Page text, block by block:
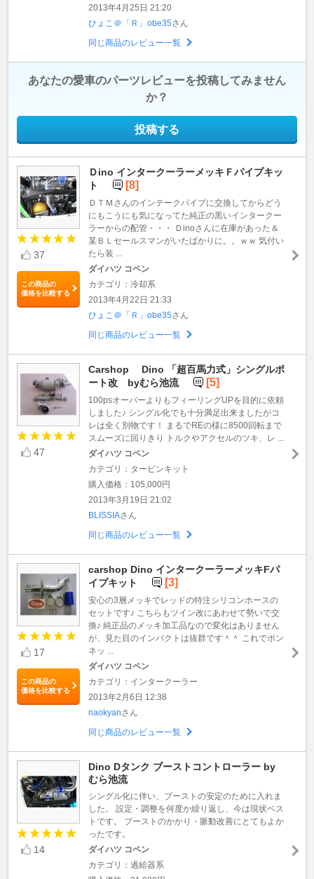
2013年4月25日 21:20
ひょこ＠「Ｒ」obe35さん
同じ商品のレビュー一覧
あなたの愛車のパーツレビューを投稿してみません
か？
投稿する
37
この商品の
価格を比較する
Ｄino インタークーラーメッキＦパイプキッ
ト
[8]
ＤＴＭさんのインテークパイプに交換してからどう
にもこうにも気になってた純正の黒いインタークー
ラーからの配管・・・ Ｄinoさんに在庫があった＆
某ＢＬセールスマンがいたばかりに。。ｗｗ 気付い
たら装 ...
ダイハツ コペン
カテゴリ：冷却系
2013年4月22日 21:33
ひょこ＠「Ｒ」obe35さん
同じ商品のレビュー一覧
47
Carshop Dino 「超百馬力式」シングルポ
ート改 byむら池流
[5]
100psオーバーよりもフィーリングUPを目的に依頼
しました♪ シングル化でも十分満足出来ましたがコ
レは全く別物です！ まるでREの様に8500回転まで
スムーズに回りきり トルクやアクセルのツキ、レ ...
ダイハツ コペン
カテゴリ：タービンキット
購入価格：105,000円
2013年3月19日 21:02
BLISSIAさん
同じ商品のレビュー一覧
17
この商品の
価格を比較する
carshop Dino インタークーラーメッキFパ
イプキット
[3]
安心の3層メッキでレッドの特注シリコンホースの
セットです♪ こちらもツイン改にあわせて勢いで交
換♪ 純正品のメッキ加工品なので変化はありません
が、見た目のインパクトは抜群です＾＾ これでボン
ネッ ...
ダイハツ コペン
カテゴリ：インタークーラー
2013年2月6日 12:38
naokyanさん
同じ商品のレビュー一覧
14
Dino Dタンク ブーストコントローラー by
むら池流
シングル化に伴い、ブーストの安定のために入れま
した。 設定・調整を何度か繰り返し、今は現状ベス
トです。 ブーストのかかり・脈動改善にとてもよか
ったです。
ダイハツ コペン
カテゴリ：過給器系